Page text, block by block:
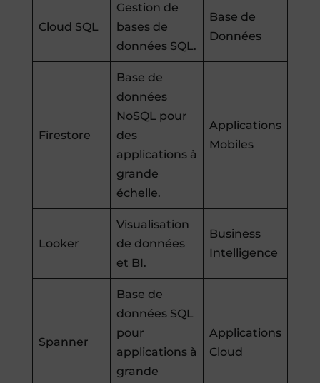
Cloud SQL
Gestion de
bases de
données SQL.
Base de
Données
Firestore
Base de
données
NoSQL pour
des
applications à
grande
échelle.
Applications
Mobiles
Looker
Visualisation
de données
et BI.
Business
Intelligence
Spanner
Base de
données SQL
pour
applications à
grande
Applications
Cloud